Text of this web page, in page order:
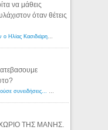
να μάθεις
όταν θέτεις
Αμερικανοί ρατσιστές αναρωτιούνται αν ο Ηλίας Κασιδιάρης ανήκει στη λευκή φυλή... - Λόγιος Ερμής
Ένα βιβλίο που πολεμήθηκε γιατί ξυπνούσε συνειδήσεις... - Λόγιος Ερμής | Η γνώση ξεκινάει με την αναζήτηση...
ΤΗΣ ΜΑΝΗΣ.